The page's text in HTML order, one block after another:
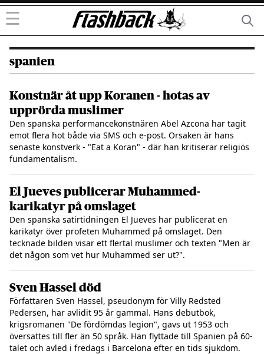
☰
spanien
Konstnär åt upp Koranen - hotas av
upprörda muslimer
Den spanska performancekonstnären Abel Azcona har tagit
emot flera hot både via SMS och e-post. Orsaken är hans
senaste konstverk - "Eat a Koran" - där han kritiserar religiös
fundamentalism.
El Jueves publicerar Muhammed-
karikatyr på omslaget
Den spanska satirtidningen El Jueves har publicerat en
karikatyr över profeten Muhammed på omslaget. Den
tecknade bilden visar ett flertal muslimer och texten "Men är
det någon som vet hur Muhammed ser ut?".
Sven Hassel död
Författaren Sven Hassel, pseudonym för Villy Redsted
Pedersen, har avlidit 95 år gammal. Hans debutbok,
krigsromanen "De fördömdas legion", gavs ut 1953 och
översattes till fler än 50 språk. Han flyttade till Spanien på 60-
talet och avled i fredags i Barcelona efter en tids sjukdom.